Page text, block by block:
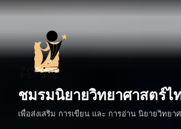
ชมรมนิยายวิทยาศาสตร์ไ
เพื่อส่งเสริม การเขียน และ การอ่าน นิยายวิทยา